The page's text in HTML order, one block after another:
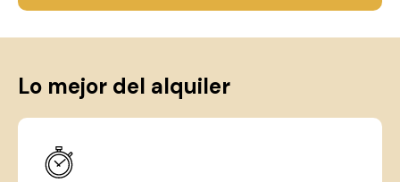
Lo mejor del alquiler